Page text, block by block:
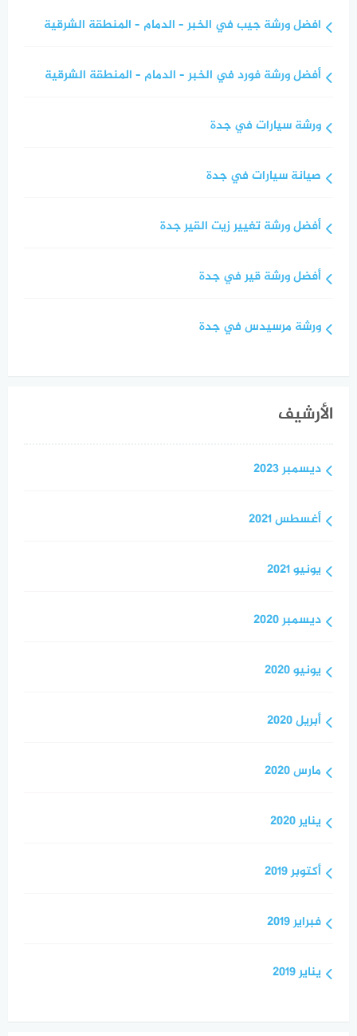
افضل ورشة جيب في الخبر – الدمام – المنطقة الشرقية
أفضل ورشة فورد في الخبر – الدمام – المنطقة الشرقية
ورشة سيارات في جدة
صيانة سيارات في جدة
أفضل ورشة تغيير زيت القير جدة
أفضل ورشة قير في جدة
ورشة مرسيدس في جدة
الأرشيف
ديسمبر 2023
أغسطس 2021
يونيو 2021
ديسمبر 2020
يونيو 2020
أبريل 2020
مارس 2020
يناير 2020
أكتوبر 2019
فبراير 2019
يناير 2019